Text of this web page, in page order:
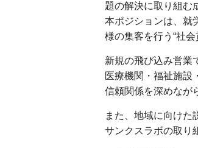
題の解決に取り組む
本ポジションは、就
様の集客を行う“社
新規の飛び込み営業
医療機関・福祉施設
信頼関係を深めなが
また、地域に向けた
サンクスラボの取り